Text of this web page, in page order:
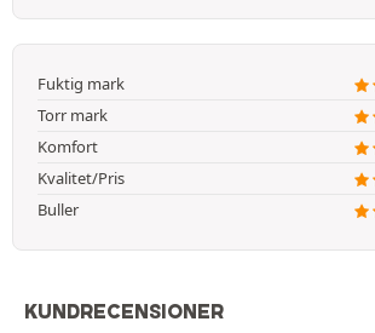
Fuktig mark
Torr mark
Komfort
Kvalitet/Pris
Buller
KUNDRECENSIONER